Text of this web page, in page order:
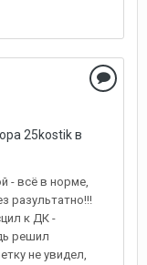
25kostikв
- всё в норме,
разультатно!!!
к ДК -
решил
не увидел,